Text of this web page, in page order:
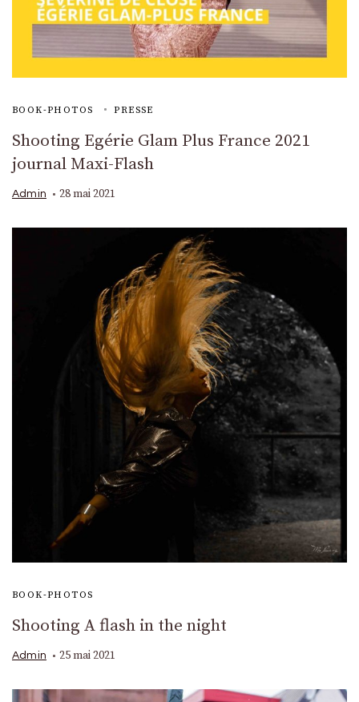
BOOK-PHOTOS PRESSE
Shooting Egérie Glam Plus France 2021
journal Maxi-Flash
Admin 28 mai 2021
BOOK-PHOTOS
Shooting A flash in the night
Admin 25 mai 2021